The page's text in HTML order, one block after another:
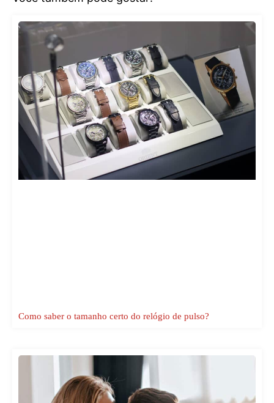
Como saber o tamanho certo do relógio de pulso?